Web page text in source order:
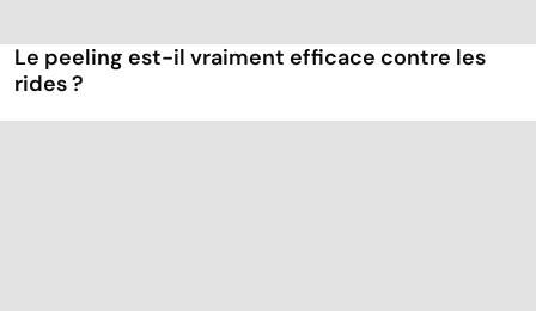
Le peeling est-il vraiment efficace contre les
rides ?